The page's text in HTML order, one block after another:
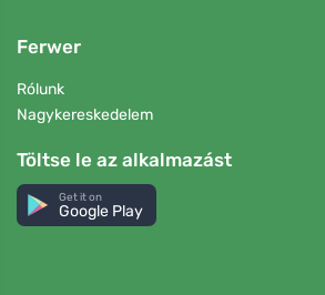
Ferwer
Rólunk
Nagykereskedelem
Töltse le az alkalmazást
Get it on
Google Play